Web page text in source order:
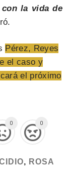
la vida de
Pérez, Reyes
el caso y
el próximo
0 0
, ROSA